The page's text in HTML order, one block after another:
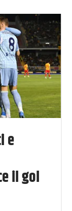
e
il gol